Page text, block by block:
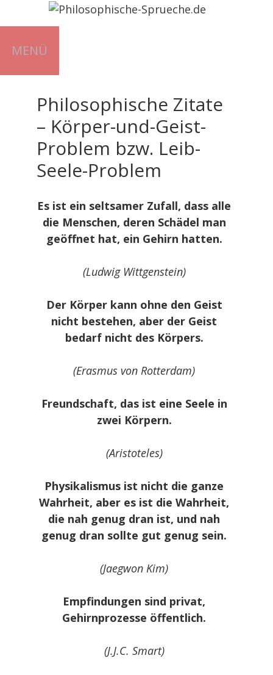
Inhalt
springen
MENÜ
Philosophische Zitate
– Körper-und-Geist-
Problem bzw. Leib-
Seele-Problem
Es ist ein seltsamer Zufall, dass alle
die Menschen, deren Schädel man
geöffnet hat, ein Gehirn hatten.
(Ludwig Wittgenstein)
Der Körper kann ohne den Geist
nicht bestehen, aber der Geist
bedarf nicht des Körpers.
(Erasmus von Rotterdam)
Freundschaft, das ist eine Seele in
zwei Körpern.
(Aristoteles)
Physikalismus ist nicht die ganze
Wahrheit, aber es ist die Wahrheit,
die nah genug dran ist, und nah
genug dran sollte gut genug sein.
(Jaegwon Kim)
Empfindungen sind privat,
Gehirnprozesse öffentlich.
(J.J.C. Smart)